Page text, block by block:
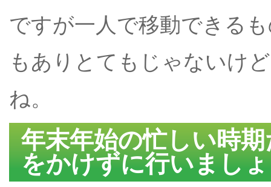
ですが一人で移動できる
もありとてもじゃないけ
ね。
年末年始の忙しい時
をかけずに行いまし